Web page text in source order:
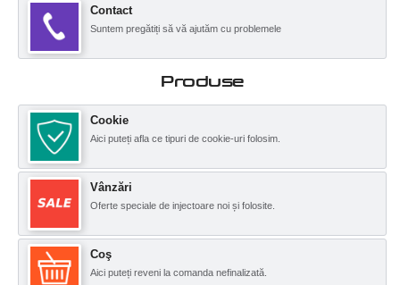
Contact
Suntem pregătiți să vă ajutăm cu problemele
Produse
Cookie
Aici puteți afla ce tipuri de cookie-uri folosim.
Vânzări
Oferte speciale de injectoare noi și folosite.
Coş
Aici puteți reveni la comanda nefinalizată.